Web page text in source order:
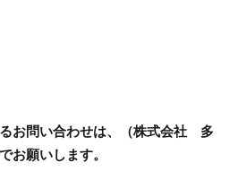
お問い合わせは、（株式会社 多
お願いします。